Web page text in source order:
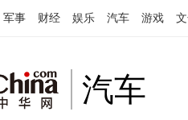
军事 财经 娱乐 汽车 游戏
汽车